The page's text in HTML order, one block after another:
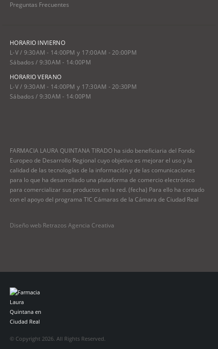
Preguntas Frecuentes
HORARIO INVIERNO
L-V / 9:30AM - 14:00PM y 17:00AM - 20:00PM
Sábados / 9:30AM - 14:00PM
HORARIO VERANO
L-V / 9:30AM - 14:00PM y 17:30AM - 20:30PM
Sábados / 9:30AM - 14:00PM
FARMACIA LAURA QUINTANA TIRADO ha sido beneficiaria del Fondo
Europeo de Desarrollo Regional cuyo objetivo es mejorar el uso y la
calidad de las tecnologías de la información y de las comunicaciones
para lo que ha desarrollado una plataforma de comercio electrónico
para comercializar sus productos en la red. (fecha) Para ello ha contado
con el apoyo del programa TIC Cámaras de la Cámara de Ciudad Real
Diseño web Retrazos Agencia Creativa
© Copyright 2026. All Rights Reserved.